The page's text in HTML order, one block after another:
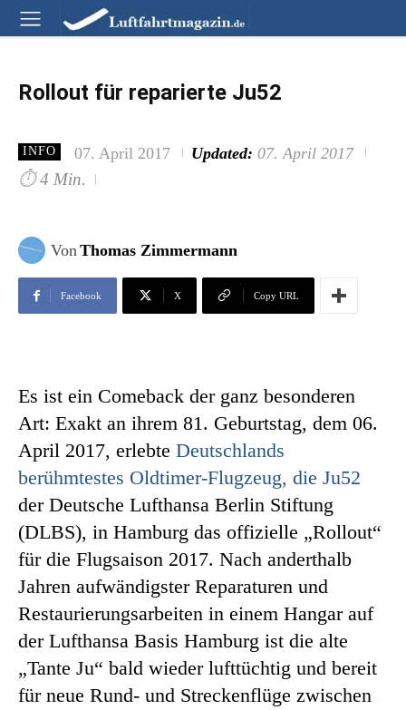
Rollout für reparierte Ju52
INFO 07. April 2017 Updated: 07. April 2017
⏱ 4 Min.
VonThomas Zimmermann
Facebook X Copy URL
Es ist ein Comeback der ganz besonderen
Art: Exakt an ihrem 81. Geburtstag, dem 06.
April 2017, erlebte Deutschlands
berühmtestes Oldtimer-Flugzeug, die Ju52
der Deutsche Lufthansa Berlin Stiftung
(DLBS), in Hamburg das offizielle „Rollout“
für die Flugsaison 2017. Nach anderthalb
Jahren aufwändigster Reparaturen und
Restaurierungsarbeiten in einem Hangar auf
der Lufthansa Basis Hamburg ist die alte
„Tante Ju“ bald wieder lufttüchtig und bereit
für neue Rund- und Streckenflüge zwischen